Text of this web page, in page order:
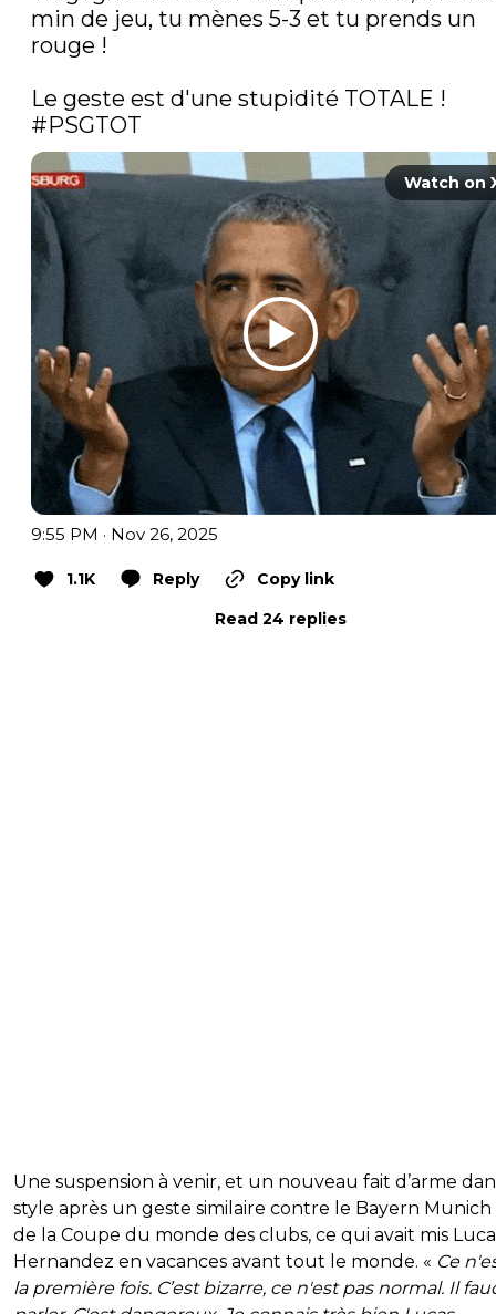
min de jeu, tu mènes 5-3 et tu prends un
rouge !
#PSGTOT
Watch on
9:55 PM · Nov 26, 2025
1.1K Reply
Copy link
Read 24 replies
Une suspension à venir, et un nouveau fait d’arme
style après un geste similaire contre le Bayern Munich
de la Coupe du monde des clubs, ce qui avait mis
Hernandez en vacances avant tout le monde. « Ce
la première fois. C’est bizarre, ce n'est pas normal. Il